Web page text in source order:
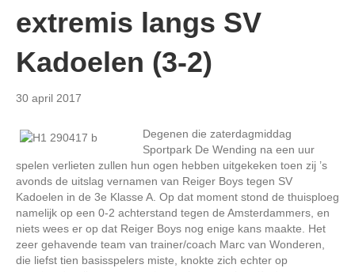
extremis langs SV
Kadoelen (3-2)
30 april 2017
Degenen die zaterdagmiddag
Sportpark De Wending na een uur
spelen verlieten zullen hun ogen hebben uitgekeken toen zij ’s
avonds de uitslag vernamen van Reiger Boys tegen SV
Kadoelen in de 3e Klasse A. Op dat moment stond de thuisploeg
namelijk op een 0-2 achterstand tegen de Amsterdammers, en
niets wees er op dat Reiger Boys nog enige kans maakte. Het
zeer gehavende team van trainer/coach Marc van Wonderen,
die liefst tien basisspelers miste, knokte zich echter op